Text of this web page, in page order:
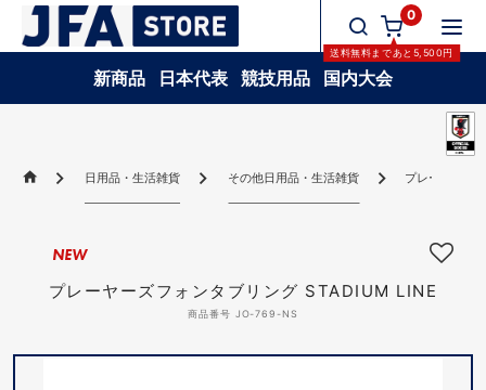
0
送料無料まであと 5,500円
新商品 日本代表 競技用品 国内大会
日用品・生活雑貨 その他日用品・生活雑貨 プレーヤーズ
プレーヤーズフォンタブリング STADIUM LINE
商品番号 JO-769-NS
NEW